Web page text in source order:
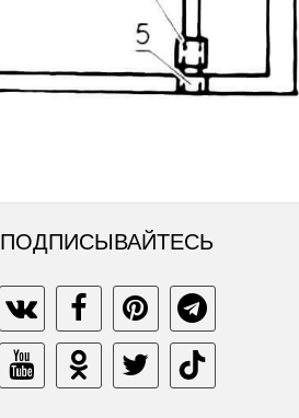
ПОДПИСЫВАЙТЕСЬ